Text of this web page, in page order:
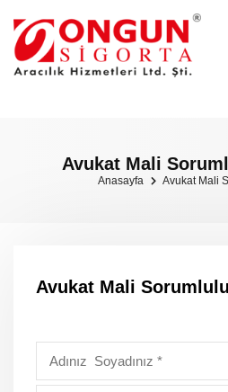
Avukat Mali
Anasayfa Avukat Mali
Avukat Mali